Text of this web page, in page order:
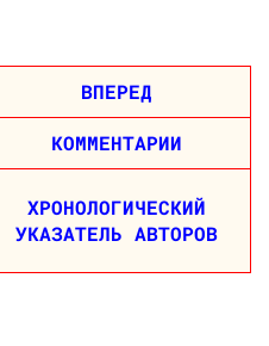
ВПЕРЕД
КОММЕНТАРИИ
ХРОНОЛОГИЧЕСКИЙ
УКАЗАТЕЛЬ АВТОРОВ